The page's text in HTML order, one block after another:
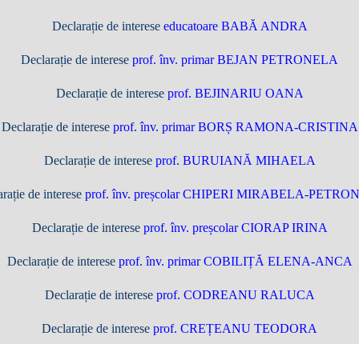
Declarație de interese educatoare BABĂ ANDRA
Declarație de interese prof. înv. primar BEJAN PETRONELA
Declarație de interese prof. BEJINARIU OANA
Declarație de interese prof. înv. primar BORȘ RAMONA-CRISTINA
Declarație de interese prof. BURUIANĂ MIHAELA
de interese prof. înv. preșcolar CHIPERI MIRABELA-
Declarație de interese prof. înv. preșcolar CIORAP IRINA
Declarație de interese prof. înv. primar COBILIȚĂ ELENA-ANCA
Declarație de interese prof. CODREANU RALUCA
Declarație de interese prof. CREȚEANU TEODORA